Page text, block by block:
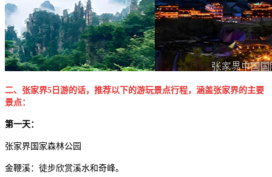
二、张家界5日游的话，推荐以下的游玩景点行程，涵盖张家界的主要
景点：
第一天：
张家界国家森林公园
金鞭溪：徒步欣赏溪水和奇峰。